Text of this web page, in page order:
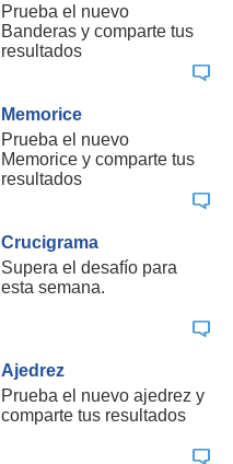
Prueba el nuevo
Banderas y comparte tus
resultados
Memorice
Prueba el nuevo
Memorice y comparte tus
resultados
Crucigrama
Supera el desafío para
esta semana.
Ajedrez
Prueba el nuevo ajedrez y
comparte tus resultados